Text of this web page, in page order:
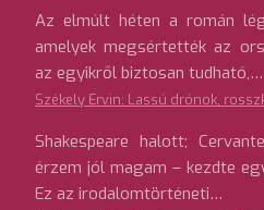
Az elmúlt héten a román
amelyek megsértették az
az egyikről biztosan tudható,…
Székely Ervin: Lassú drónok,
Shakespeare halott;
érzem jól magam – kezdte
Ez az irodalomtörténeti…